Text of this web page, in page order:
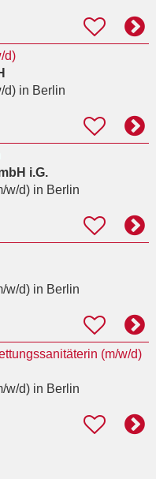
d)
d)in Berlin
i.G.
w/d)in Berlin
w/d)in Berlin
(m/w/d)
w/d)in Berlin